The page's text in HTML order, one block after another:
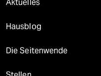
Aktuelles
Hausblog
Die Seitenwende